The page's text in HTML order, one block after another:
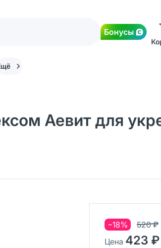
Бонусы
Аевит для
−18%
520 ₽
Цена 423 ₽